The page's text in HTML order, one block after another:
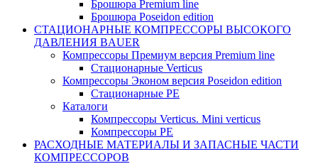
Брошюра Premium line
Брошюра Poseidon edition
СТАЦИОНАРНЫЕ КОМПРЕССОРЫ ВЫСОКОГО
ДАВЛЕНИЯ BAUER
Компрессоры Премиум версия Premium line
Стационарные Verticus
Компрессоры Эконом версия Poseidon edition
Стационарные PE
Каталоги
Компрессоры Verticus. Mini verticus
Компрессоры PE
РАСХОДНЫЕ МАТЕРИАЛЫ И ЗАПАСНЫЕ ЧАСТИ
КОМПРЕССОРОВ